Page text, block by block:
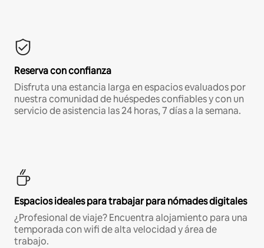
Reserva con confianza
Disfruta una estancia larga en espacios evaluados por
nuestra comunidad de huéspedes confiables y con un
servicio de asistencia las 24 horas, 7 días a la semana.
Espacios ideales para trabajar para nómades digitales
¿Profesional de viaje? Encuentra alojamiento para una
temporada con wifi de alta velocidad y área de
trabajo.